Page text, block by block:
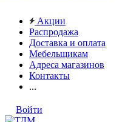
Акции
Распродажа
Доставка и оплата
Мебельщикам
Адреса магазинов
Контакты
...
Войти